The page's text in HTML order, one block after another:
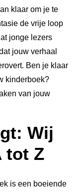
klaar om je te
de vrije loop
jonge lezers
jouw verhaal
Ben je klaar
kinderboek?
van jouw
Wij
tot Z
is een boeiende